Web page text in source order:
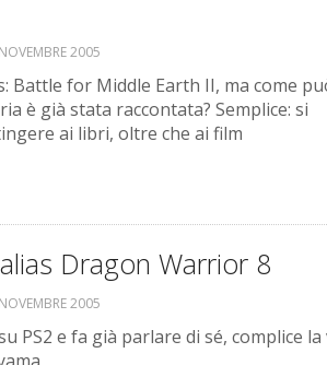
2005
Battle for Middle Earth II, ma come
è già stata raccontata? Semplice: si
ai libri, oltre che ai film
Dragon Warrior 8
2005
PS2 e fa già parlare di sé, complice la